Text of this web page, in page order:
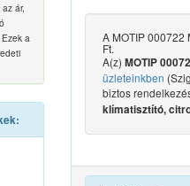
ár,
a
A MOTIP
Ft.
A(z) MOTIP
üzleteinkben
biztos
klímatisztító,